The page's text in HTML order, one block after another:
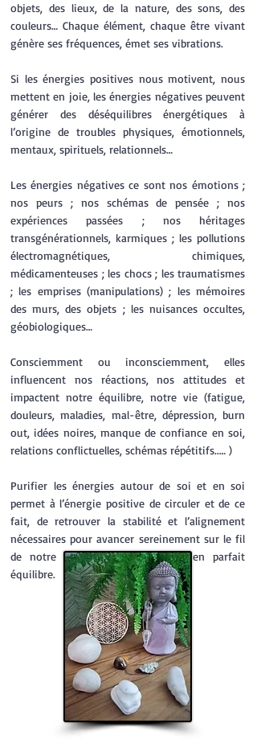
objets, des lieux, de la nature, des sons, des
couleurs… Chaque élément, chaque être vivant
génère ses fréquences, émet ses vibrations.
Si les énergies positives nous motivent, nous
mettent en joie, les énergies négatives peuvent
générer des déséquilibres énergétiques à
l’origine de troubles physiques, émotionnels,
mentaux, spirituels, relationnels…
Les énergies négatives ce sont nos émotions ;
nos peurs ; nos schémas de pensée ; nos
expériences passées ; nos héritages
transgénérationnels, karmiques ; les pollutions
électromagnétiques, chimiques,
médicamenteuses ; les chocs ; les traumatismes
; les emprises (manipulations) ; les mémoires
des murs, des objets ; les nuisances occultes,
géobiologiques…
Consciemment ou inconsciemment, elles
influencent nos réactions, nos attitudes et
impactent notre équilibre, notre vie (fatigue,
douleurs, maladies, mal-être, dépression, burn
out, idées noires, manque de confiance en soi,
relations conflictuelles, schémas répétitifs..… )
Purifier les énergies autour de soi et en soi
permet à l’énergie positive de circuler et de ce
fait, de retrouver la stabilité et l’alignement
nécessaires pour avancer sereinement sur le fil
de notre vie, tel un funambule en parfait
équilibre.